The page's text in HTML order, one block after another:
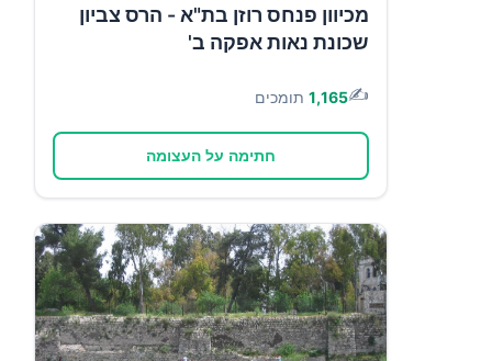
מכיוון פנחס רוזן בת"א - הרס צביון
שכונת נאות אפקה ב'
✍️
1,165 תומכים
חתימה על העצומה